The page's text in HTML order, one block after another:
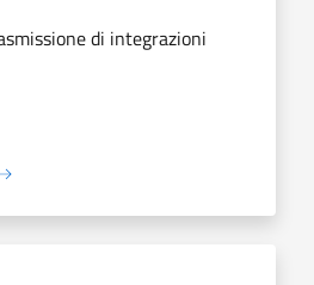
di integrazioni